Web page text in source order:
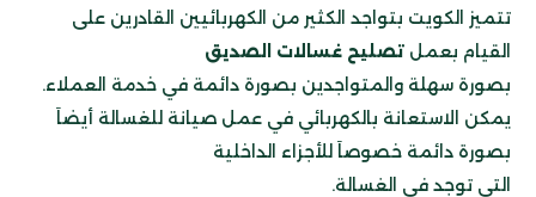
تتميز الكويت بتواجد الكثير من الكهربائيين القادرين على
القيام بعمل تصليح غسالات الصديق
بصورة سهلة والمتواجدين بصورة دائمة في خدمة العملاء.
يمكن الاستعانة بالكهربائي في عمل صيانة للغسالة أيضاَ
بصورة دائمة خصوصاَ للأجزاء الداخلية
التي توجد في الغسالة.